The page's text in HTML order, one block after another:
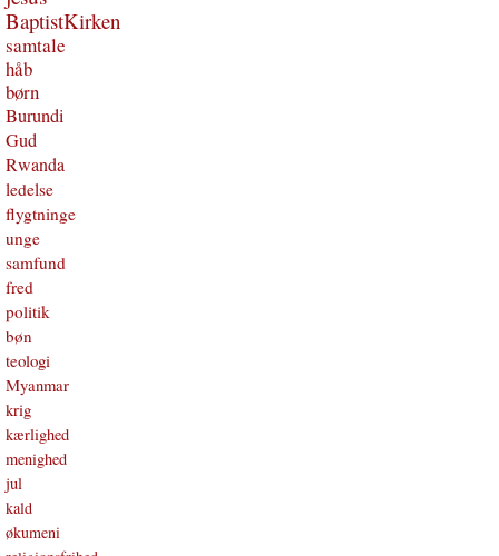
BaptistKirken
samtale
håb
børn
Burundi
Gud
Rwanda
ledelse
flygtninge
unge
samfund
fred
politik
bøn
teologi
Myanmar
krig
kærlighed
menighed
jul
kald
økumeni